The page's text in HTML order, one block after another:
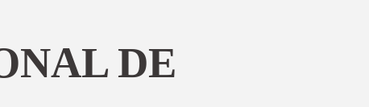
DE